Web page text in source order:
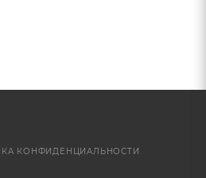
КОНФИДЕНЦИАЛЬНОСТИ